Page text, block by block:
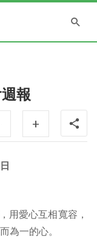
報
+
用愛心互相寬容，
為一的心。